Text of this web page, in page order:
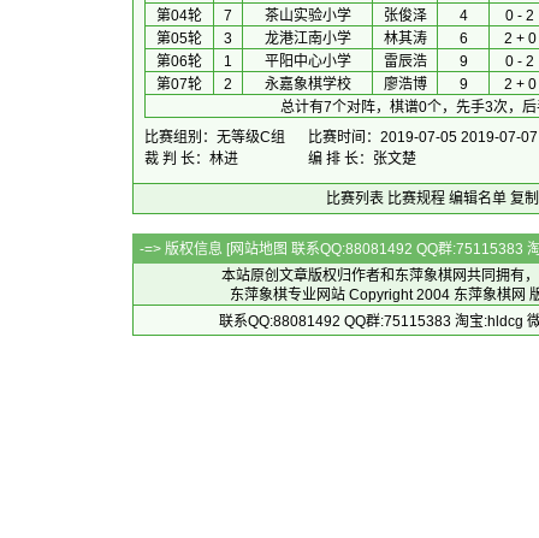
第04轮
7 茶山实验小学 张俊泽 4
0 - 2
第05轮
3 龙港江南小学 林其涛 6
2 + 0
第06轮
1 平阳中心小学 雷辰浩 9
0 - 2
第07轮
2 永嘉象棋学校 廖浩博 9
2 + 0
总计有7个对阵，棋谱0个，先手3次，
比赛组别：无等级C组
比赛时间：2019-07-05 2019-07-07
裁 判 长：林进
编 排 长：张文楚
比赛列表 比赛规程 编辑名单 复
-=> 版权信息 [网站地图 联系QQ:88081492 QQ群:75115383
本站原创文章版权归作者和 东萍象棋网共同拥有
东萍象棋专业网站 Copyright 2004 东萍象棋网
联系QQ:88081492 QQ群:75115383 淘宝:hldcg